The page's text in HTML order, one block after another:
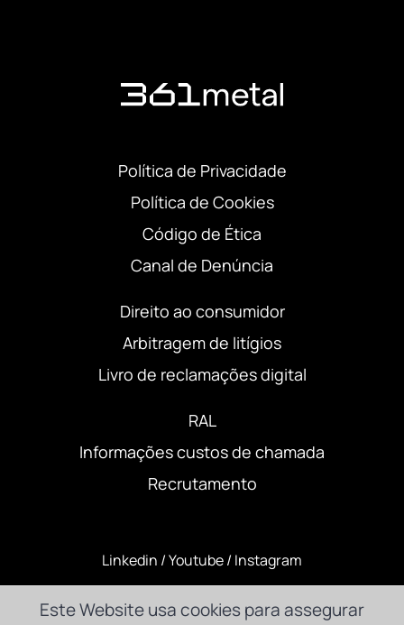
Política de Privacidade
Política de Cookies
Código de Ética
Canal de Denúncia
Direito ao consumidor
Arbitragem de litígios
Livro de reclamações digital
RAL
Informações custos de chamada
Recrutamento
Linkedin /Youtube/ Instagram
Este Website usa cookies para assegurar